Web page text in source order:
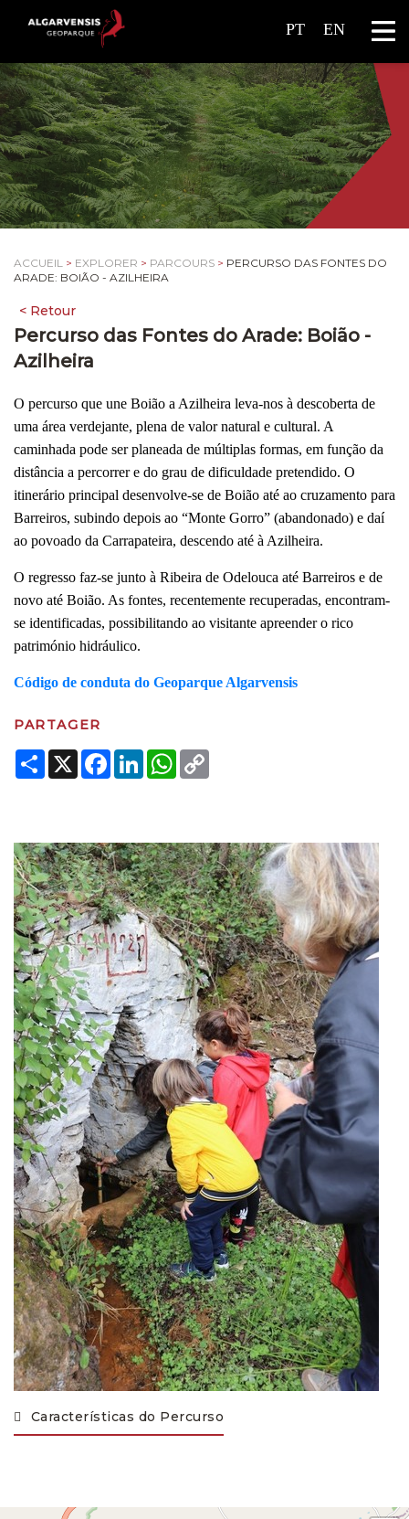
PT EN
ACCUEIL > EXPLORER > PARCOURS > PERCURSO DAS FONTES DO
ARADE: BOIÃO - AZILHEIRA
Percurso das Fontes do Arade: Boião -
Azilheira
O percurso que une Boião a Azilheira leva-nos à descoberta de
uma área verdejante, plena de valor natural e cultural. A
caminhada pode ser planeada de múltiplas formas, em função da
distância a percorrer e do grau de dificuldade pretendido. O
itinerário principal desenvolve-se de Boião até ao cruzamento para
Barreiros, subindo depois ao “Monte Gorro” (abandonado) e daí
ao povoado da Carrapateira, descendo até à Azilheira.
O regresso faz-se junto à Ribeira de Odelouca até Barreiros e de
novo até Boião. As fontes, recentemente recuperadas, encontram-
se identificadas, possibilitando ao visitante apreender o rico
património hidráulico.
Código de conduta do Geoparque Algarvensis
PARTAGER
Share
X Facebook
LinkedInWhatsApp
Características do Percurso